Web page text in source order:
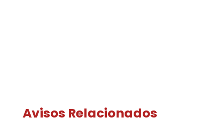
Avisos Relacionados